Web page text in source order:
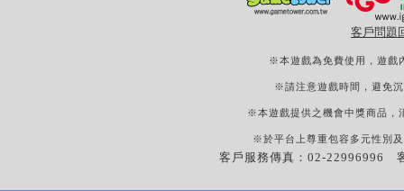
客戶問題
※本遊戲為免費使用，遊戲
※請注意遊戲時間，避免
※本遊戲提供之機會中獎商品，
※於平台上尊重包容多元性別
客戶服務傳真：02-22996996